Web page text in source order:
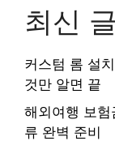
최신 글
커스텀 롬 설
것만 알면 끝
해외여행 보
류 완벽 준비